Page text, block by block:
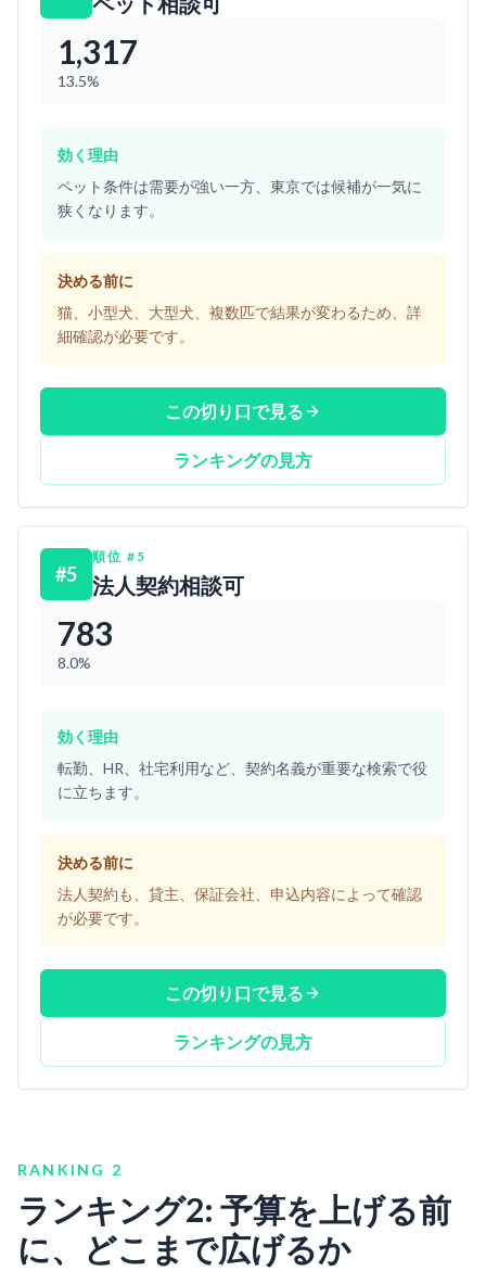
1,317
13.5%
効く理由
ペット条件は需要が強い一方、東京では候補が一気に
狭くなります。
決める前に
猫、小型犬、大型犬、複数匹で結果が変わるため、詳
細確認が必要です。
この切り口で見る
ランキングの見方
#5
順位 # 5
法人契約相談可
783
8.0%
効く理由
転勤、HR、社宅利用など、契約名義が重要な検索で役
に立ちます。
決める前に
法人契約も、貸主、保証会社、申込内容によって確認
が必要です。
この切り口で見る
ランキングの見方
RANKING 2
ランキング2: 予算を上げる前
に、どこまで広げるか